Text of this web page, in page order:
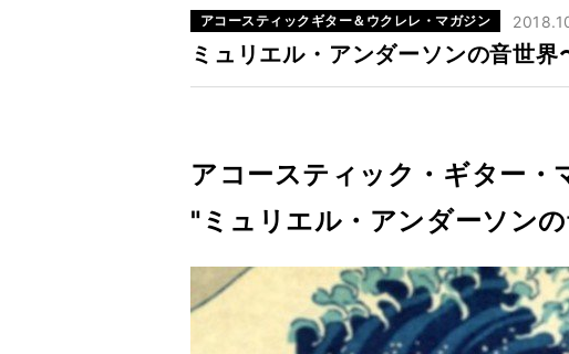
アコースティックギター＆ウクレレ・マガジン
ミュリエル・アンダーソンの音世
アコースティック・ギター・
"ミュリエル・アンダーソン